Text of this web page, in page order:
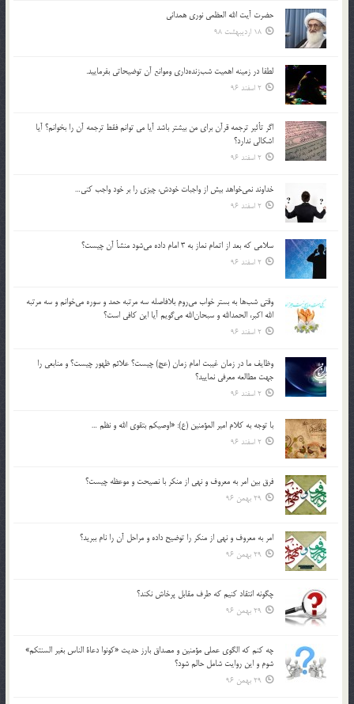
حضرت آیت الله العظمی نوری همدانی
18 اردیبهشت 98
لطفا در زمينه اهميت شب‌زنده‌داري وموانع آن توضيحاتي بفرماييد.
2 اسفند 96
اگر تأثير ترجمه قرآن براي من بيشتر باشد آيا مي توانم فقط ترجمه آن را بخوانم؟ آيا
اشكالي ندارد؟
2 اسفند 96
خداوند نمي‌خواهد بيش از واجبات خودش، چيزي را بر خود واجب كني…
2 اسفند 96
سلامي كه بعد از اتمام نماز به 3 امام داده مي‌شود منشأ آن چيست؟
2 اسفند 96
وقتي شب‌ها به بستر خواب مي‌روم بلافاصله سه مرتبه حمد و سوره مي‌خوانم و سه مرتبه
الله اكبر، الحمدالله و سبحان‌الله مي‌گويم آيا اين كافي است؟
2 اسفند 96
وظايف ما در زمان غيبت امام زمان (عج) چيست؟ علائم ظهور چيست؟ و منابعي را
جهت مطالعه معرفي نماييد؟
2 اسفند 96
با توجه به كلام امير المؤمنين (ع): «اوصيكم بتقوي الله و نظم …
2 اسفند 96
فرق بين امر به معروف و نهي از منكر با نصيحت و موعظه چيست؟
29 بهمن 96
امر به معروف و نهي از منكر را توضيح داده و مراحل آن را نام ببريد؟
29 بهمن 96
چگونه انتقاد كنيم كه طرف مقابل پرخاش نكند؟
29 بهمن 96
چه كنم كه الگوي عملي مؤمنين و مصداق بارز حديث «كونوا دعاة الناس بغير السنتكم»
شوم و اين روايت شامل حالم شود؟
29 بهمن 96